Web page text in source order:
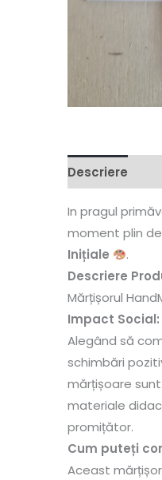
Descriere
In pragul
moment plin
Inițiale
.
Descriere
Mărțișorul
Impact Social:
Alegând să
schimbări
mărțișoare
materiale
promițător.
Cum puteți
Aceast